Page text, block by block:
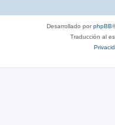
Desarrollado porphpBB
Traducción al